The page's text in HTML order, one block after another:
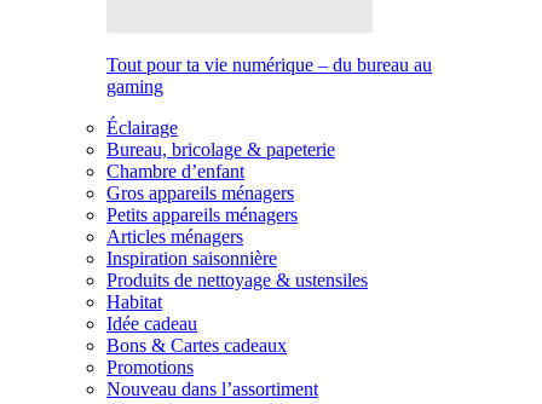
Tout pour ta vie numérique – du bureau au
gaming
Éclairage
Bureau, bricolage & papeterie
Chambre d’enfant
Gros appareils ménagers
Petits appareils ménagers
Articles ménagers
Inspiration saisonnière
Produits de nettoyage & ustensiles
Habitat
Idée cadeau
Bons & Cartes cadeaux
Promotions
Nouveau dans l’assortiment